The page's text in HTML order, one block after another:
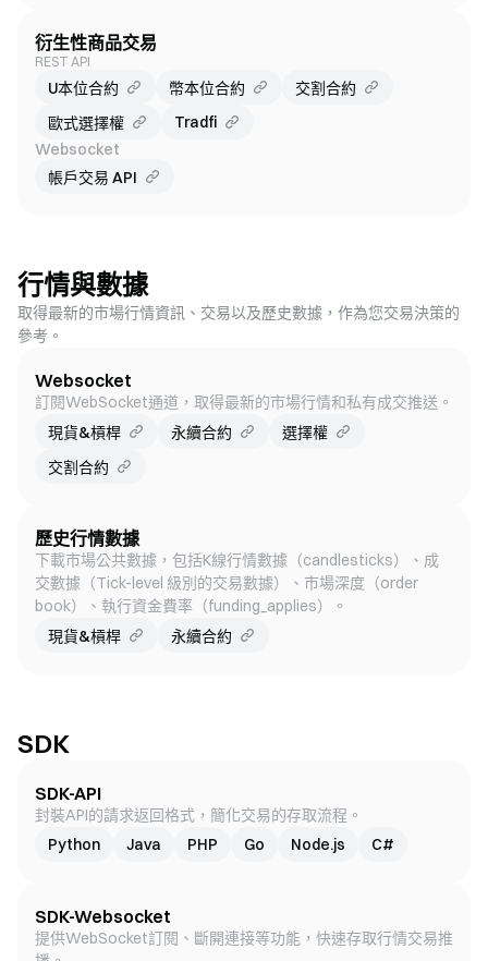
衍生性商品交易
REST API
U本位合約 幣本位合約
交割合約
歐式選擇權
Tradfi
Websocket
帳戶交易 API
行情與數據
取得最新的市場行情資訊、交易以及歷史數據，作為您交易決策的
參考。
Websocket
訂閱WebSocket通道，取得最新的市場行情和私有成交推送。
現貨&槓桿
永續合約
選擇權
交割合約
歷史行情數據
下載市場公共數據，包括K線行情數據（candlesticks）、成
交數據（Tick-level 級別的交易數據）、市場深度（order
book）、執行資金費率（funding_applies）。
現貨&槓桿
永續合約
SDK
SDK-API
封裝API的請求返回格式，簡化交易的存取流程。
Python
Java PHP Go Node.js C#
SDK-Websocket
提供WebSocket訂閱、斷開連接等功能，快速存取行情交易推